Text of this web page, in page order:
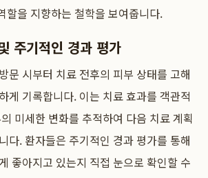
할을 지향하는 철학을 보여줍니다.
주기적인 경과 평가
문 시부터 치료 전후의 피부 상태를 고해
게 기록합니다. 이는 치료 효과를 객관적
미세한 변화를 추적하여 다음 치료 계획
다. 환자들은 주기적인 경과 평가를 통해
좋아지고 있는지 직접 눈으로 확인할 수